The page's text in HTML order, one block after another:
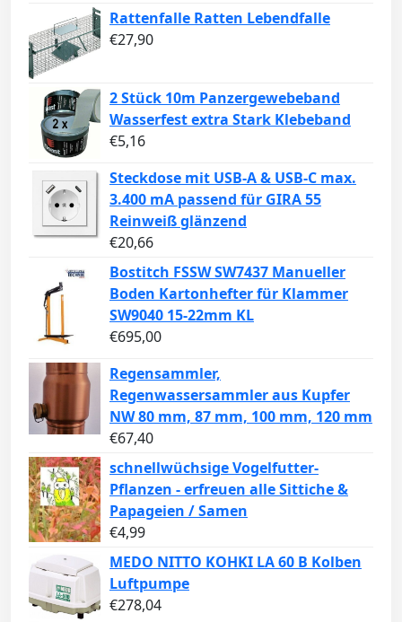
Rattenfalle Ratten Lebendfalle
€27,90
2 Stück 10m Panzergewebeband
Wasserfest extra Stark Klebeband
€5,16
Steckdose mit USB-A & USB-C max.
3.400 mA passend für GIRA 55
Reinweiß glänzend
€20,66
Bostitch FSSW SW7437 Manueller
Boden Kartonhefter für Klammer
SW9040 15-22mm KL
€695,00
Regensammler,
Regenwassersammler aus Kupfer
NW 80 mm, 87 mm, 100 mm, 120 mm
€67,40
schnellwüchsige Vogelfutter-
Pflanzen - erfreuen alle Sittiche &
Papageien / Samen
€4,99
MEDO NITTO KOHKI LA 60 B Kolben
Luftpumpe
€278,04